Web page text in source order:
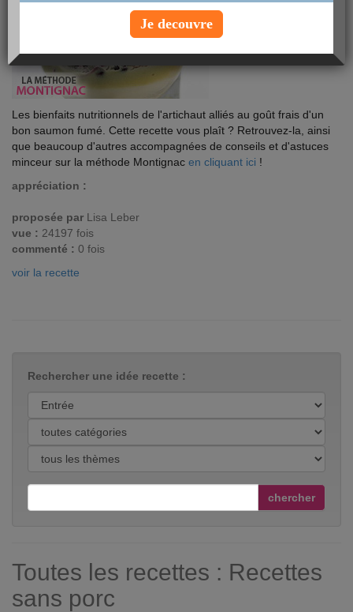
Les bienfaits nutritionnels de l'artichaut alliés au goût frais d'un
bon saumon fumé. Cette recette vous plaît ? Retrouvez-la, ainsi
que beaucoup d'autres accompagnées de conseils et d'astuces
minceur sur la méthode Montignac en cliquant ici !
appréciation :
proposée par Lisa Leber
vue : 24197 fois
commenté : 0 fois
voir la recette
Rechercher une idée recette :
chercher
Toutes les recettes : Recettes
sans porc
Je decouvre